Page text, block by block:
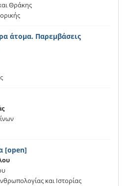
Θράκης
άτομα. Παρεμβάσεις
[open]
και Ιστορίας